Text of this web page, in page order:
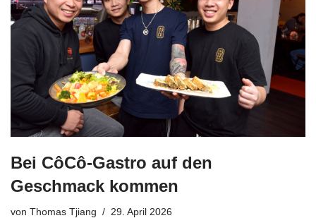
Bei CôCô-Gastro auf den
Geschmack kommen
von Thomas Tjiang 29. April 2026